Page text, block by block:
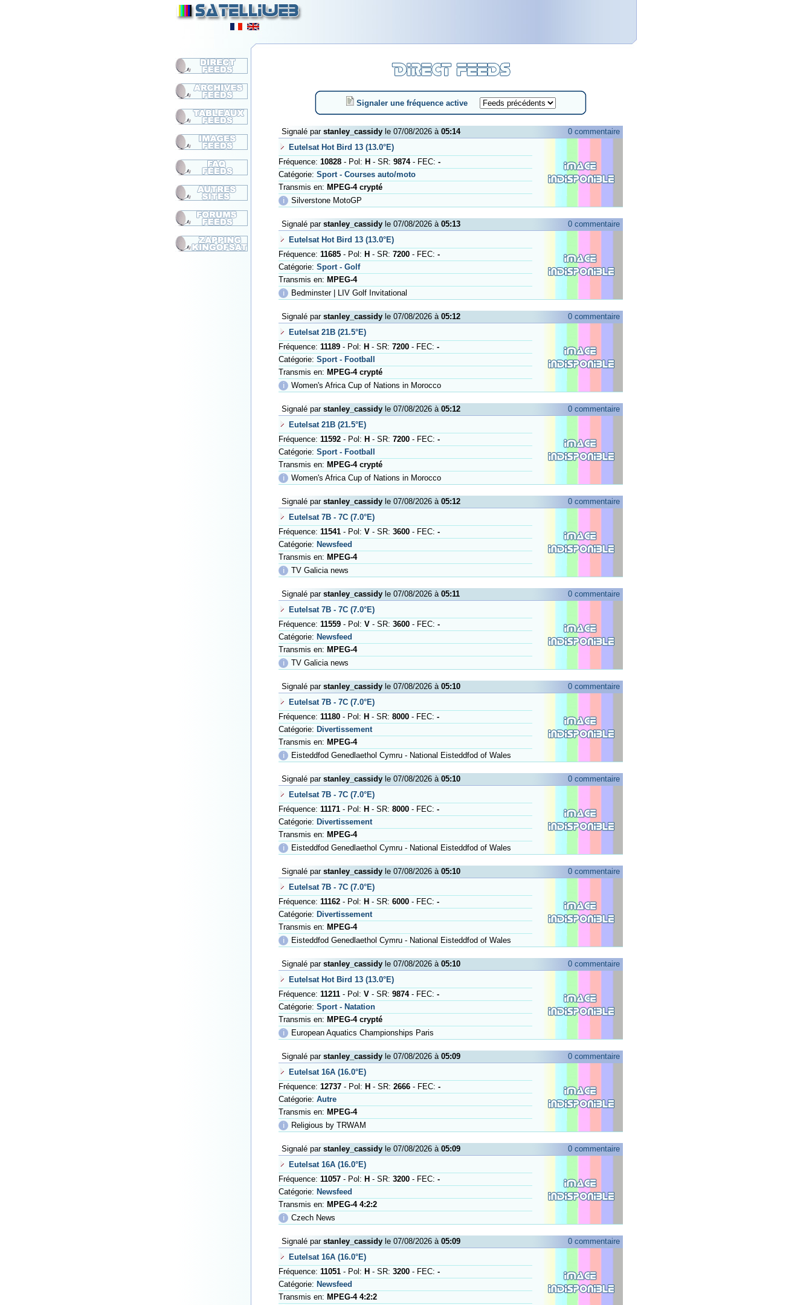
Signaler une fréquence active
Signalé par stanley_cassidy le 07/08/2026 à 05:14
0 commentaire
Eutelsat Hot Bird 13 (13.0°E)
Fréquence: 10828 - Pol: H - SR: 9874- FEC: -
Catégorie: Sport - Courses auto/moto
Transmis en: MPEG-4 crypté
ℹ
Silverstone MotoGP
Signalé par stanley_cassidy le 07/08/2026 à 05:13
0 commentaire
Eutelsat Hot Bird 13 (13.0°E)
Fréquence: 11685 - Pol: H - SR: 7200 - FEC: -
Catégorie: Sport - Golf
Transmis en: MPEG-4
ℹ
Bedminster | LIV Golf Invitational
Signalé par stanley_cassidy le 07/08/2026 à 05:12
0 commentaire
Eutelsat 21B (21.5°E)
Fréquence: 11189 - Pol: H - SR: 7200 - FEC: -
Catégorie: Sport - Football
Transmis en: MPEG-4 crypté
ℹ
Women's Africa Cup of Nations in Morocco
Signalé par stanley_cassidy le 07/08/2026 à 05:12
0 commentaire
Eutelsat 21B (21.5°E)
Fréquence: 11592 - Pol: H - SR: 7200 - FEC: -
Catégorie: Sport - Football
Transmis en: MPEG-4 crypté
ℹ
Women's Africa Cup of Nations in Morocco
Signalé par stanley_cassidy le 07/08/2026 à 05:12
0 commentaire
Eutelsat 7B - 7C (7.0°E)
Fréquence: 11541 - Pol: V - SR: 3600 - FEC: -
Catégorie: Newsfeed
Transmis en: MPEG-4
ℹ
TV Galicia news
Signalé par stanley_cassidy le 07/08/2026 à 05:11
0 commentaire
Eutelsat 7B - 7C (7.0°E)
Fréquence: 11559 - Pol: V - SR: 3600 - FEC: -
Catégorie: Newsfeed
Transmis en: MPEG-4
ℹ
TV Galicia news
Signalé par stanley_cassidy le 07/08/2026 à 05:10
0 commentaire
Eutelsat 7B - 7C (7.0°E)
Fréquence: 11180 - Pol: H - SR: 8000 - FEC: -
Catégorie: Divertissement
Transmis en: MPEG-4
ℹ
Eisteddfod Genedlaethol Cymru - National Eisteddfod of Wales
Signalé par stanley_cassidy le 07/08/2026 à 05:10
0 commentaire
Eutelsat 7B - 7C (7.0°E)
Fréquence: 11171 - Pol: H - SR: 8000 - FEC: -
Catégorie: Divertissement
Transmis en: MPEG-4
ℹ
Eisteddfod Genedlaethol Cymru - National Eisteddfod of Wales
Signalé par stanley_cassidy le 07/08/2026 à 05:10
0 commentaire
Eutelsat 7B - 7C (7.0°E)
Fréquence: 11162 - Pol: H - SR: 6000 - FEC: -
Catégorie: Divertissement
Transmis en: MPEG-4
ℹ
Eisteddfod Genedlaethol Cymru - National Eisteddfod of Wales
Signalé par stanley_cassidy le 07/08/2026 à 05:10
0 commentaire
Eutelsat Hot Bird 13 (13.0°E)
Fréquence: 11211 - Pol: V - SR: 9874- FEC: -
Catégorie: Sport - Natation
Transmis en: MPEG-4 crypté
ℹ
European Aquatics Championships Paris
Signalé par stanley_cassidy le 07/08/2026 à 05:09
0 commentaire
Eutelsat 16A (16.0°E)
Fréquence: 12737 - Pol: H - SR: 2666 - FEC: -
Catégorie: Autre
Transmis en: MPEG-4
ℹ
Religious by TRWAM
Signalé par stanley_cassidy le 07/08/2026 à 05:09
0 commentaire
Eutelsat 16A (16.0°E)
Fréquence: 11057 - Pol: H - SR: 3200 - FEC: -
Catégorie: Newsfeed
Transmis en: MPEG-4 4:2:2
ℹ
Czech News
Signalé par stanley_cassidy le 07/08/2026 à 05:09
0 commentaire
Eutelsat 16A (16.0°E)
Fréquence: 11051 - Pol: H - SR: 3200 - FEC: -
Catégorie: Newsfeed
Transmis en: MPEG-4 4:2:2